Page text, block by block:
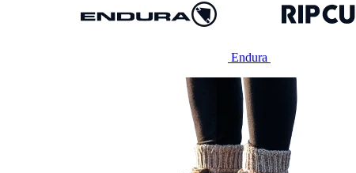
Endura